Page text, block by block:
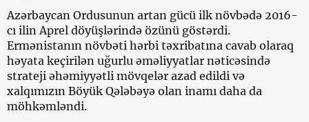
Azərbaycan Ordusunun artan gücü ilk növbədə 2016-
cı ilin Aprel döyüşlərində özünü göstərdi.
Ermənistanın növbəti hərbi təxribatına cavab olaraq
həyata keçirilən uğurlu əməliyyatlar nəticəsində
strateji əhəmiyyətli mövqelər azad edildi və
xalqımızın Böyük Qələbəyə olan inamı daha da
möhkəmləndi.